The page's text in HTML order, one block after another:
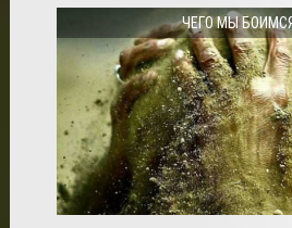
ЧЕГО МЫ